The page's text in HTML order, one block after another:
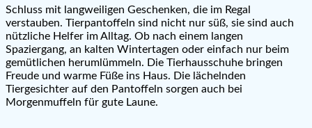
Schluss mit langweiligen Geschenken, die im Regal
verstauben. Tierpantoffeln sind nicht nur süß, sie sind auch
nützliche Helfer im Alltag. Ob nach einem langen
Spaziergang, an kalten Wintertagen oder einfach nur beim
gemütlichen herumlümmeln. Die Tierhausschuhe bringen
Freude und warme Füße ins Haus. Die lächelnden
Tiergesichter auf den Pantoffeln sorgen auch bei
Morgenmuffeln für gute Laune.